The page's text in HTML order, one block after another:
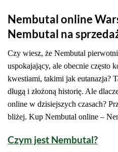
Nembutal online
Nembutal na
Czy wiesz, że Nembutal
uspokajający, ale obecnie często
kwestiami, takimi jak eutanazja?
długą i złożoną historię. Ale
online w dzisiejszych czasach?
bliżej. Kup Nembutal online –
Czym jest Nembutal?